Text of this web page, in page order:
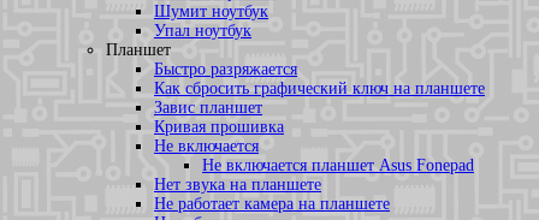
Шумит ноутбук
Упал ноутбук
Планшет
Быстро разряжается
Как сбросить графический ключ на планшете
Завис планшет
Кривая прошивка
Не включается
Не включается планшет Asus Fonepad
Нет звука на планшете
Не работает камера на планшете